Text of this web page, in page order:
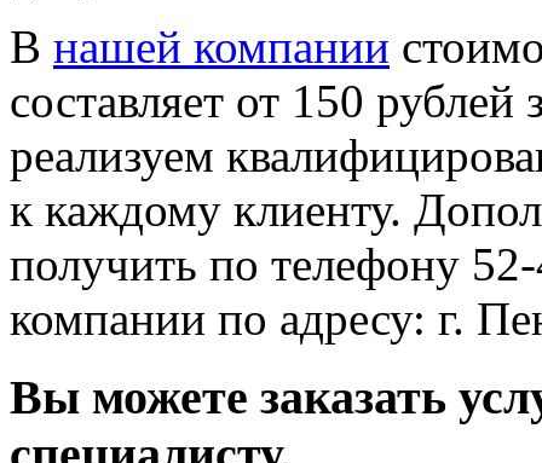
В нашей компании
составляет от 150
реализуем
к каждому клиенту.
получить по телефону
компании по адресу: г.
Вы можете заказать